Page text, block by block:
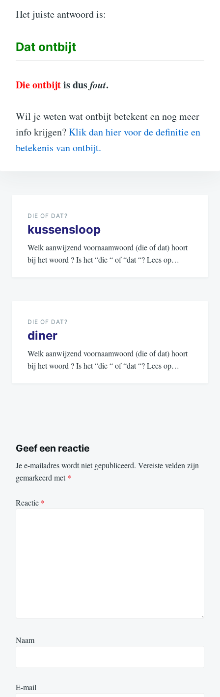
Het juiste antwoord is:
Dat ontbijt
Die ontbijtis dusfout.
Wil je weten wat ontbijt betekent en nog meer
info krijgen?Klik dan hier voor de definitie en
betekenis van ontbijt.
navigatie
DIE OF DAT?
kussensloop
Welk aanwijzend voornaamwoord (die of dat) hoort
bij het woord ? Is het “die “ of “dat “? Lees op…
DIE OF DAT?
diner
Welk aanwijzend voornaamwoord (die of dat) hoort
bij het woord ? Is het “die “ of “dat “? Lees op…
Geef een reactie
Je e-mailadres wordt niet gepubliceerd. Vereiste velden zijn
gemarkeerd met*
Reactie *
Naam
E-mail